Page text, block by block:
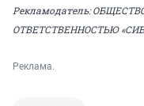
Рекламодатель:
ОТВЕТСТВЕННОСТЬЮ
Реклама.